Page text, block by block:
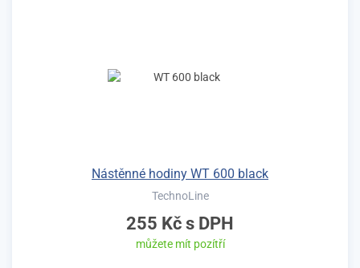
Nástěnné hodiny WT 600 black
TechnoLine
255 Kč s DPH
můžete mít pozítří